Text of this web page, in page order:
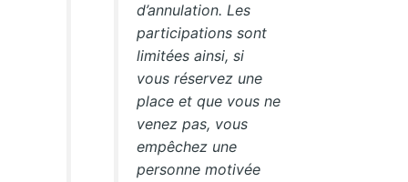
d’annulation. Les
participations sont
limitées ainsi, si
vous réservez une
place et que vous ne
venez pas, vous
empêchez une
personne motivée